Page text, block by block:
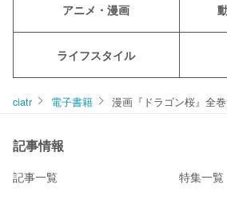
アニメ・漫画
ライフスタイル
ciatr 電子書籍 漫画『ドラゴン桜』全
記事情報
記事一覧 特集一覧